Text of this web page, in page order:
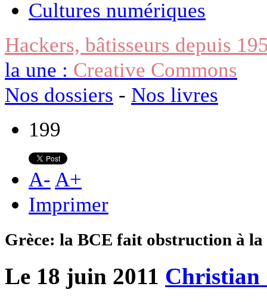
Cultures numériques
Hackers, bâtisseurs depuis
la une : Creative Commons
Nos dossiers - Nos livres
199
A- A+
Imprimer
Grèce: la BCE fait obstruction à
Le 18 juin 2011 Christian